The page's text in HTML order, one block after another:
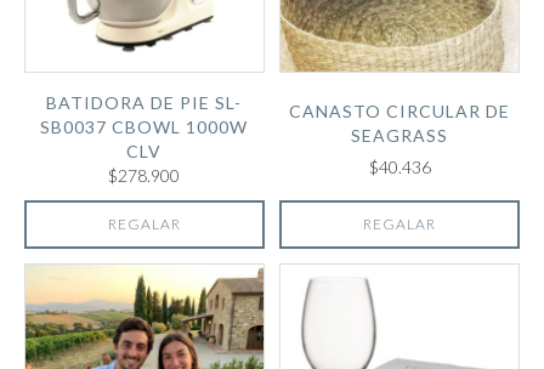
BATIDORA DE PIE SL-
SB0037 CBOWL 1000W
CLV
$278.900
REGALAR
CANASTO CIRCULAR DE
SEAGRASS
$40.436
REGALAR